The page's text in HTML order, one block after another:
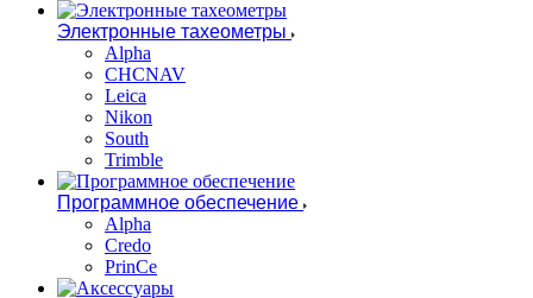
Электронные тахеометры
Alpha
CHCNAV
Leica
Nikon
South
Trimble
Программное обеспечение
Alpha
Credo
PrinCe